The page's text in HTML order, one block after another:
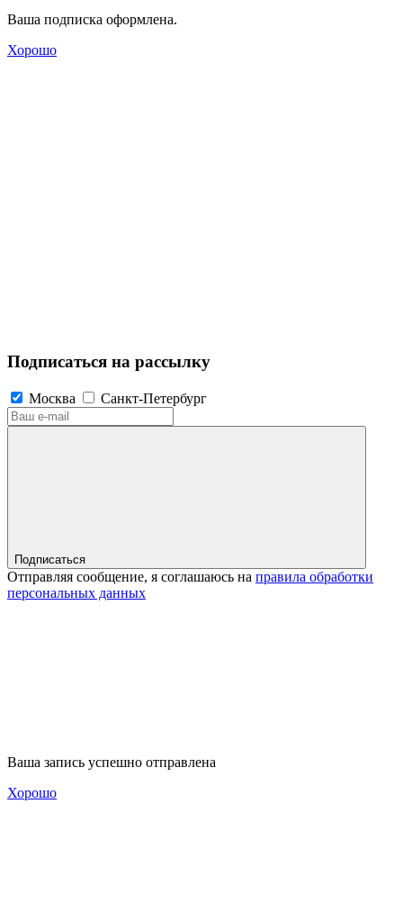
Ваша подписка оформлена.
Хорошо
Подписаться на рассылку
Москва Санкт-Петербург
Подписаться
Отправляя сообщение, я соглашаюсь на правила обработки
персональных данных
Ваша запись успешно отправлена
Хорошо